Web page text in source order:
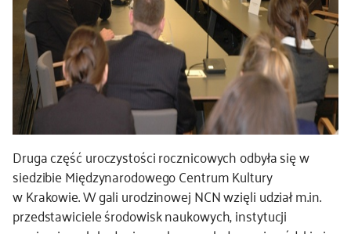
Druga część uroczystości rocznicowych odbyła się w
siedzibie Międzynarodowego Centrum Kultury
w Krakowie. W gali urodzinowej NCN wzięli udział m.in.
przedstawiciele środowisk naukowych, instytucji